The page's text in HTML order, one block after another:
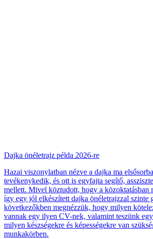
Dajka önéletrajz példa 2026-re
Hazai viszonylatban nézve a dajka ma
tevékenykedik, és ott is egyfajta segítő,
mellett. Mivel köztudott, hogy a közoktatásban
így egy jól elkészített dajka önéletrajzzal szinte
következőkben megnézzük, hogy milyen
vannak egy ilyen CV-nek, valamint teszünk
milyen készségekre és képességekre van
munkakörben.